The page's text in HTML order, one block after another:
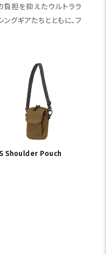
負担を抑えたウルトララ
ングギアたちとともに、フ
Shoulder Pouch